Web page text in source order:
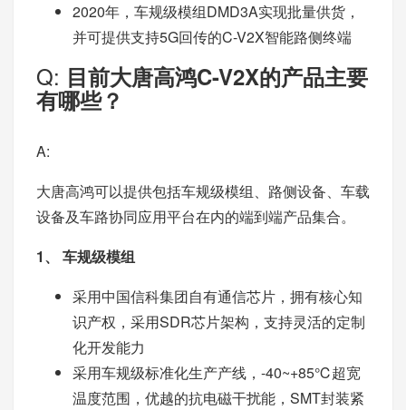
2020年，车规级模组DMD3A实现批量供货，
并可提供支持5G回传的C-V2X智能路侧终端
Q: 目前大唐高鸿C-V2X的产品主要
有哪些？
A:
大唐高鸿可以提供包括车规级模组、路侧设备、车载
设备及车路协同应用平台在内的端到端产品集合。
1、 车规级模组
采用中国信科集团自有通信芯片，拥有核心知
识产权，采用SDR芯片架构，支持灵活的定制
化开发能力
采用车规级标准化生产产线，-40~+85℃超宽
温度范围，优越的抗电磁干扰能，SMT封装紧